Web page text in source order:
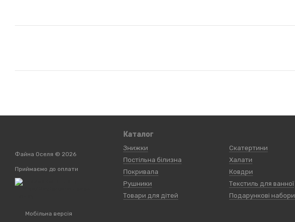
Файна Оселя © 2026
Приймаємо до оплати
Мобільна версія
Каталог
Знижки
Постільна білизна
Покривала
Рушники
Товари для дітей
Скатертини
Халати
Ковдри
Текстиль для ванної
Подарункові набори